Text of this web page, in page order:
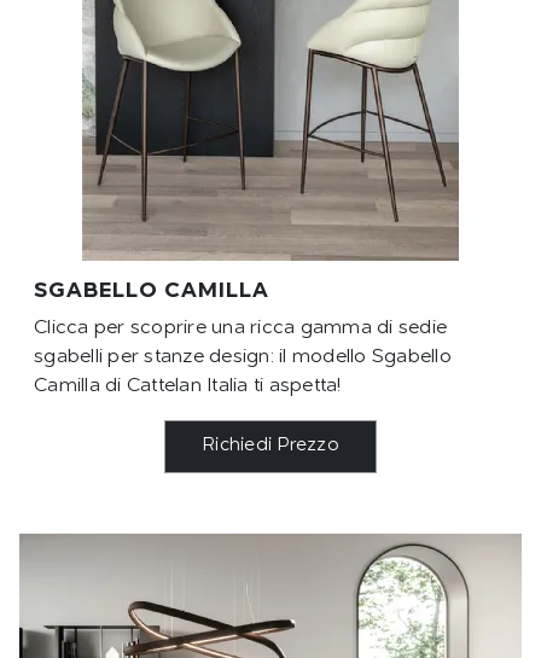
SGABELLO CAMILLA
Clicca per scoprire una ricca gamma di sedie
sgabelli per stanze design: il modello Sgabello
Camilla di Cattelan Italia ti aspetta!
Richiedi Prezzo